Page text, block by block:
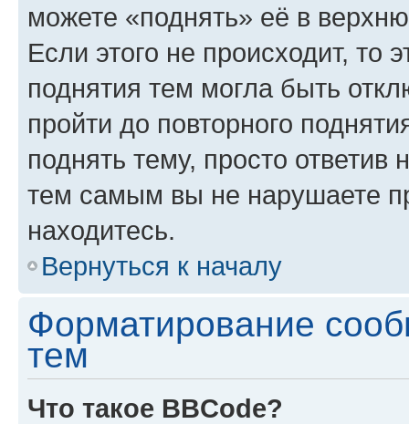
можете «поднять» её в
Если этого не происходит, то
поднятия тем могла быть
пройти до повторного
поднять тему, просто ответив
тем самым вы не нарушаете
находитесь.
Вернуться к началу
Форматирование
тем
Что такое BBCode?